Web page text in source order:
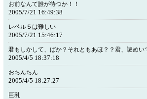
お前なんて誰が待つか！！
2005/7/21 16:49:38
レベル５は難しい
2005/7/21 15:46:17
君もしかして、ばか？それともあほ？？君、謎めい
2005/4/5 18:37:18
おちんちん
2005/4/5 18:27:27
巨乳